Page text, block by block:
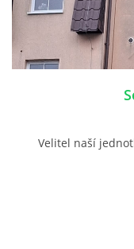
Velitel naší